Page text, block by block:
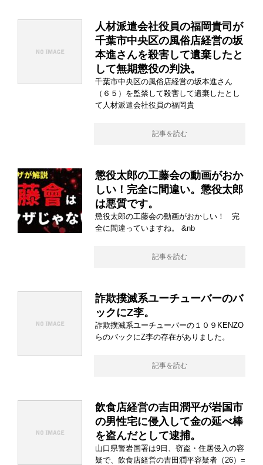
人材派遣会社役員の福岡貴司が
千葉市中央区の風俗店経営の坂
本進さんを殺害して遺棄したと
して無期懲役の判決。
千葉市中央区の風俗店経営の坂本進さん
（６５）を監禁して殺害して遺棄したとし
て人材派遣会社役員の福岡貴
記事を読む
懲役太郎の工藤会の動画がおか
しい！完全に間違い。懲役太郎
は悪質です。
懲役太郎の工藤会の動画がおかしい！ 完
全に間違っていますね。 &nb
記事を読む
詐欺撲滅系ユーチューバーのバ
ックにZ李。
詐欺撲滅系ユーチューバーの１０９KENZO
らのバックにZ李の存在がありました。
記事を読む
飲食店経営の吉田潤平が岩国市
の男性宅に侵入して金の延べ棒
を盗んだとして逮捕。
山口県警岩国署は9日、窃盗・住居侵入の容
疑で、飲食店経営の吉田潤平容疑者（26）=